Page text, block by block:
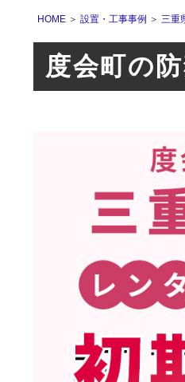
HOME ＞ 設置・工事事例 ＞ 三重
度会町の